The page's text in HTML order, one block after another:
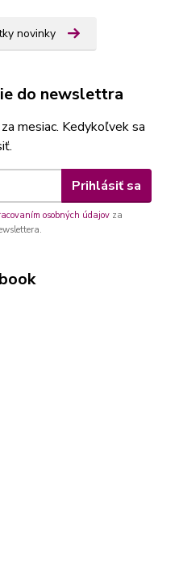
novinky
do newslettra
mesiac. Kedykoľvek sa
Prihlásiť sa
osobných údajov za